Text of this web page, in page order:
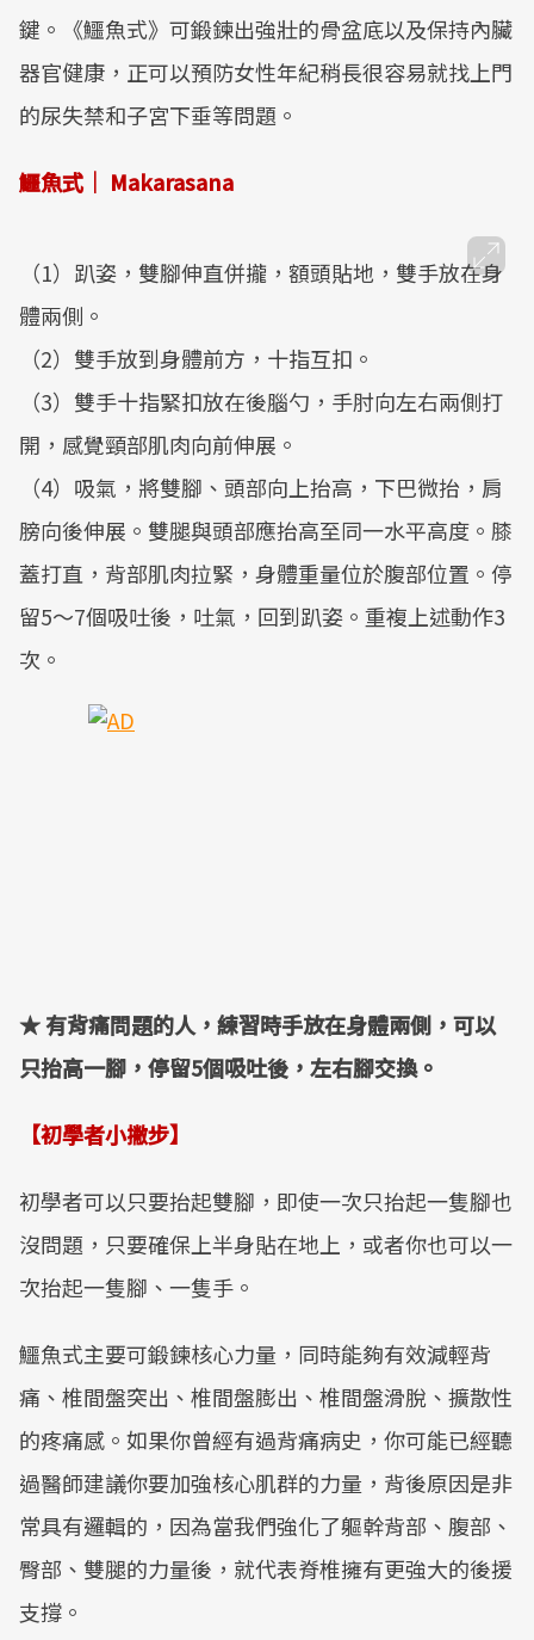
鍵。《鱷魚式》可鍛鍊出強壯的骨盆底以及保持內臟
器官健康，正可以預防女性年紀稍長很容易就找上門
的尿失禁和子宮下垂等問題。
鱷魚式｜ Makarasana
（1）趴姿，雙腳伸直併攏，額頭貼地，雙手放在身
體兩側。
（2）雙手放到身體前方，十指互扣。
（3）雙手十指緊扣放在後腦勺，手肘向左右兩側打
開，感覺頸部肌肉向前伸展。
（4）吸氣，將雙腳、頭部向上抬高，下巴微抬，肩
膀向後伸展。雙腿與頭部應抬高至同一水平高度。膝
蓋打直，背部肌肉拉緊，身體重量位於腹部位置。停
留5～7個吸吐後，吐氣，回到趴姿。重複上述動作3
次。
★ 有背痛問題的人，練習時手放在身體兩側，可以
只抬高一腳，停留5個吸吐後，左右腳交換。
【初學者小撇步】
初學者可以只要抬起雙腳，即使一次只抬起一隻腳也
沒問題，只要確保上半身貼在地上，或者你也可以一
次抬起一隻腳、一隻手。
鱷魚式主要可鍛鍊核心力量，同時能夠有效減輕背
痛、椎間盤突出、椎間盤膨出、椎間盤滑脫、擴散性
的疼痛感。如果你曾經有過背痛病史，你可能已經聽
過醫師建議你要加強核心肌群的力量，背後原因是非
常具有邏輯的，因為當我們強化了軀幹背部、腹部、
臀部、雙腿的力量後，就代表脊椎擁有更強大的後援
支撐。